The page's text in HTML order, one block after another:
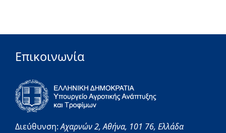
Επικοινωνία
Διεύθυνση:Αχαρνών 2,Αθήνα, 101 76, Ελλάδα